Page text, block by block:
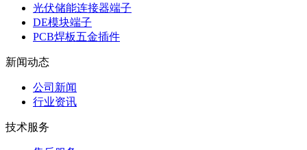
光伏储能连接器端子
DE模块端子
PCB焊板五金插件
新闻动态
公司新闻
行业资讯
技术服务